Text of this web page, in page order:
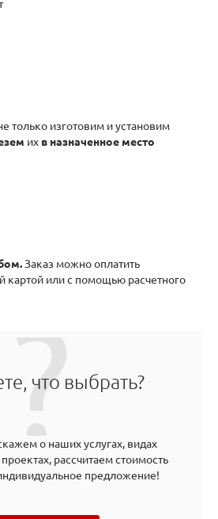
только изготовим и установим
их в назначенное место
Заказ можно оплатить
картой или с помощью расчетного
что выбрать?
о наших услугах, видах
рассчитаем стоимость
предложение!